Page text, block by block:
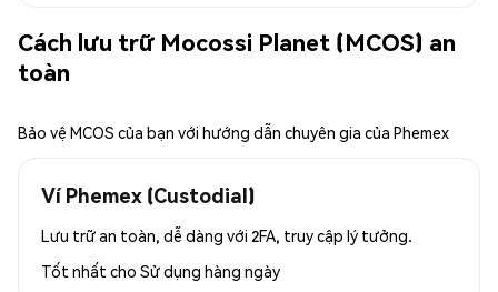
Cách lưu trữ Mocossi Planet (MCOS) an
toàn
Bảo vệ MCOS của bạn với hướng dẫn chuyên gia của Phemex
Ví Phemex (Custodial)
Lưu trữ an toàn, dễ dàng với 2FA, truy cập lý tưởng.
Tốt nhất cho Sử dụng hàng ngày